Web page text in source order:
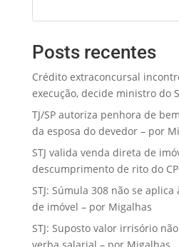
Posts recentes
Crédito extraconcursal
execução, decide ministro do
TJ/SP autoriza penhora de
da esposa do devedor – por
STJ valida venda direta de
descumprimento de rito do
STJ: Súmula 308 não se
de imóvel – por Migalhas
STJ: Suposto valor irrisório